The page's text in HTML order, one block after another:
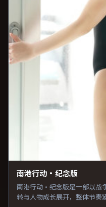
南港行动·纪念版
南港行动·纪念版是一部以战
转与人物成长展开，整体节奏